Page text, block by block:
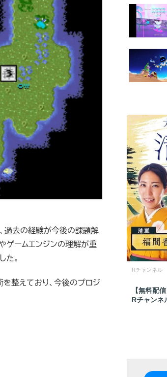
過去の経験が今後の課題解
ゲームエンジンの理解が重
た。
整えており、今後のプロジ